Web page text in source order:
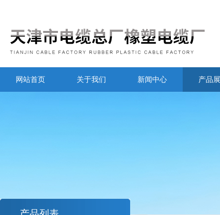
网站首页 关于我们 新闻中心 产品